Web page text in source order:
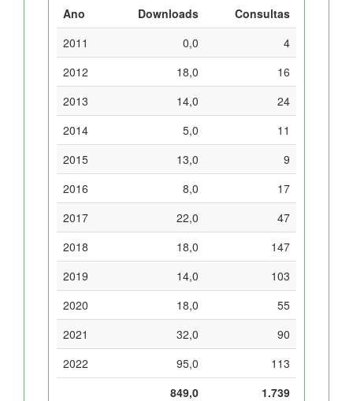
Ano Downloads
Consultas
2011
0,0
4
2012
18,0
16
2013
14,0
24
2014
5,0
11
2015
13,0
9
2016
8,0
17
2017
22,0
47
2018
18,0
147
2019
14,0
103
2020
18,0
55
2021
32,0
90
2022
95,0
113
849,0
1.739